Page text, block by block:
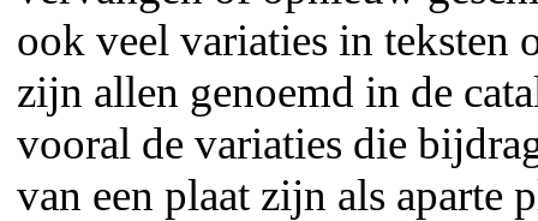
ook veel variaties in teksten
zijn allen genoemd in de
vooral de variaties die
van een plaat zijn als aparte